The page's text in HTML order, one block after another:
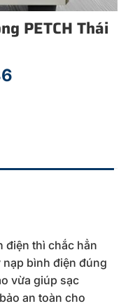
PETCH Thái
điện thì chắc hẳn
bình điện đúng
vừa giúp sạc
an toàn cho